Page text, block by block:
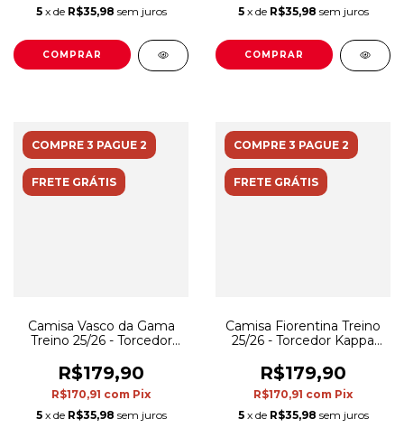
5 x de R$35,98 sem juros
COMPRAR
5 x de R$35,98 sem juros
COMPRAR
COMPRE 3 PAGUE 2
FRETE GRÁTIS
Camisa Vasco da Gama
Treino 25/26 - Torcedor
preta
R$179,90
R$170,91 com Pix
5 x de R$35,98 sem juros
COMPRE 3 PAGUE 2
FRETE GRÁTIS
Camisa Fiorentina Treino
25/26 - Torcedor Kappa
R$179,90
R$170,91 com Pix
5 x de R$35,98 sem juros